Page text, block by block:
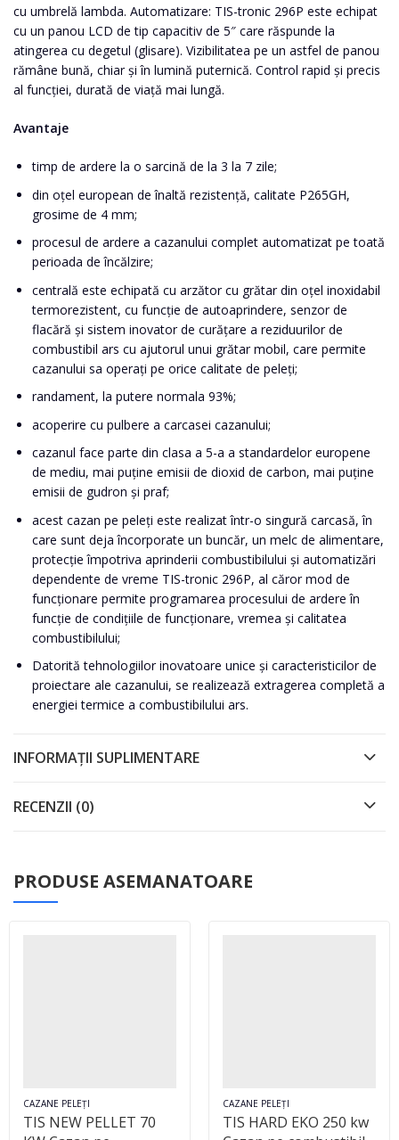
cu umbrelă lambda. Automatizare: TIS-tronic 296P este echipat
cu un panou LCD de tip capacitiv de 5″ care răspunde la
atingerea cu degetul (glisare). Vizibilitatea pe un astfel de panou
rămâne bună, chiar și în lumină puternică. Control rapid și precis
al funcției, durată de viață mai lungă.
Avantaje
timp de ardere la o sarcină de la 3 la 7 zile;
din oțel european de înaltă rezistență, calitate P265GH,
grosime de 4 mm;
procesul de ardere a cazanului complet automatizat pe toată
perioada de încălzire;
centrală este echipată cu arzător cu grătar din oțel inoxidabil
termorezistent, cu funcție de autoaprindere, senzor de
flacără și sistem inovator de curățare a reziduurilor de
combustibil ars cu ajutorul unui grătar mobil, care permite
cazanului sa operați pe orice calitate de peleți;
randament, la putere normala 93%;
acoperire cu pulbere a carcasei cazanului;
cazanul face parte din clasa a 5-a a standardelor europene
de mediu, mai puține emisii de dioxid de carbon, mai puține
emisii de gudron și praf;
acest cazan pe peleți este realizat într-o singură carcasă, în
care sunt deja încorporate un buncăr, un melc de alimentare,
protecție împotriva aprinderii combustibilului și automatizări
dependente de vreme TIS-tronic 296P, al căror mod de
funcționare permite programarea procesului de ardere în
funcție de condițiile de funcționare, vremea și calitatea
combustibilului;
Datorită tehnologiilor inovatoare unice și caracteristicilor de
proiectare ale cazanului, se realizează extragerea completă a
energiei termice a combustibilului ars.
INFORMAȚII SUPLIMENTARE
RECENZII (0)
PRODUSE ASEMANATOARE
CAZANE PELEȚI
TIS NEW PELLET 70
CAZANE PELEȚI
TIS HARD EKO 250 kw